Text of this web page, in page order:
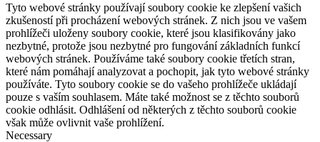
Tyto webové stránky používají soubory cookie ke zlepšení vašich
zkušeností při procházení webových stránek. Z nich jsou ve vašem
prohlížeči uloženy soubory cookie, které jsou klasifikovány jako
nezbytné, protože jsou nezbytné pro fungování základních funkcí
webových stránek. Používáme také soubory cookie třetích stran,
které nám pomáhají analyzovat a pochopit, jak tyto webové stránky
používáte. Tyto soubory cookie se do vašeho prohlížeče ukládají
pouze s vaším souhlasem. Máte také možnost se z těchto souborů
cookie odhlásit. Odhlášení od některých z těchto souborů cookie
však může ovlivnit vaše prohlížení.
Necessary